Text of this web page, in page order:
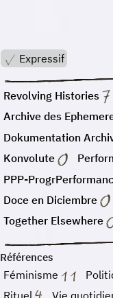
Expressif
Revolving Histories
Archive des
Dokumentation
Konvolute
PPP-
Doce en Diciembre
Together Elsewhere
Références
Féminisme
Rituel
Vie